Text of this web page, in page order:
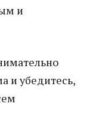
и
и убедитесь,